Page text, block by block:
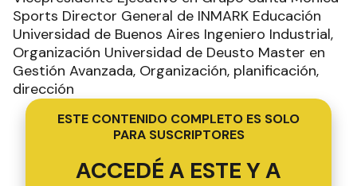
Sports Director General de INMARK Educación
Universidad de Buenos Aires Ingeniero Industrial,
Organización Universidad de Deusto Master en
Gestión Avanzada, Organización, planificación,
dirección
ESTE CONTENIDO COMPLETO ES SOLO
PARA SUSCRIPTORES
ACCEDÉ A ESTE Y A